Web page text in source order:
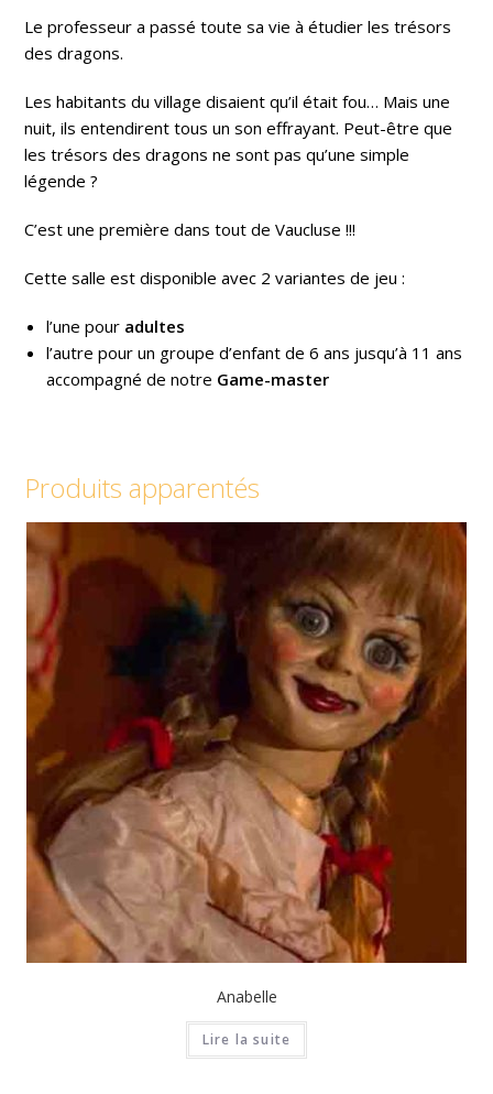
Le professeur a passé toute sa vie à étudier les trésors
des dragons.
Les habitants du village disaient qu’il était fou… Mais une
nuit, ils entendirent tous un son effrayant. Peut-être que
les trésors des dragons ne sont pas qu’une simple
légende ?
C’est une première dans tout de Vaucluse !!!
Cette salle est disponible avec 2 variantes de jeu :
l’une pour adultes
l’autre pour un groupe d’enfant de 6 ans jusqu’à 11 ans
accompagné de notre Game-master
Produits apparentés
Anabelle
Lire la suite